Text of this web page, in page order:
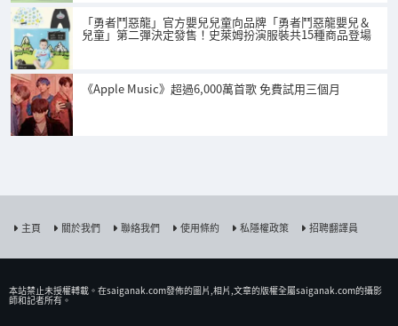
「勇者鬥惡龍」官方嬰兒兒童向品牌「勇者鬥惡龍嬰兒＆
兒童」第二彈決定發售！史萊姆扮演服裝共15種商品登場
《Apple Music》超過6,000萬首歌 免費試用三個月
主頁 關於我們 聯絡我們 使用條約 私隱權政策 招聘翻譯員
本站禁止未授權𨍭載。在saiganak.com發佈的圖片,相片,文章的版權全屬saiganak.com的攝影
師和記者所有。